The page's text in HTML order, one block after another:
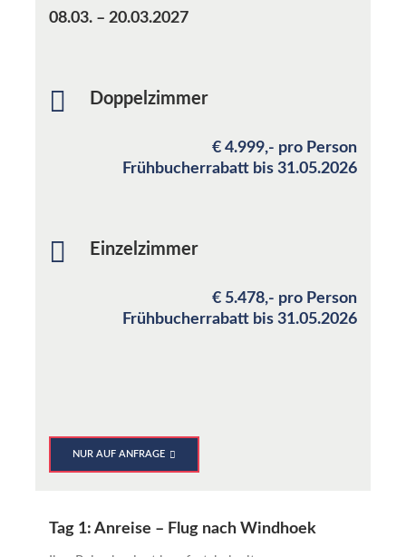
08.03. – 20.03.2027
Doppelzimmer
€ 4.999,- pro Person
Frühbucherrabatt bis 31.05.2026
Einzelzimmer
€ 5.478,- pro Person
Frühbucherrabatt bis 31.05.2026
NUR AUF ANFRAGE
Tag 1: Anreise – Flug nach Windhoek